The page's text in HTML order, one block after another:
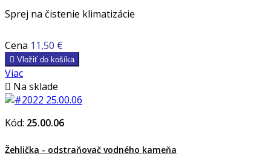
Sprej na čistenie klimatizácie
Cena 11,50 €
 Vložiť do košíka
Viac
 Na sklade
Kód: 25.00.06
Žehlička - odstraňovač vodného kameňa